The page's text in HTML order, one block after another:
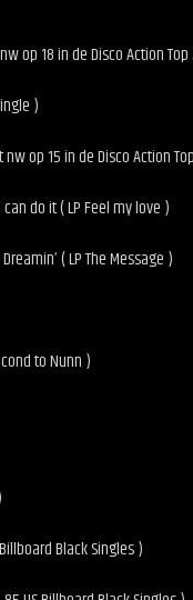
op 18 in de Disco Action Top
)
op 15 in de Disco Action
do it ( LP Feel my love )
( LP The Message )
to Nunn )
Black Singles )